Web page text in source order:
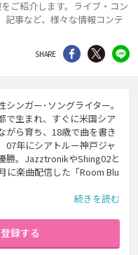
ご紹介します。ライブ・コン
記事など、様々な情報コンテ
SHARE シェア Twitter
ンガー･ソングライター。
で生まれ、すぐに米国シア
がら育ち、18歳で曲を書き
07年にシアトルー神戸ジャ
勝。JazztronikやShing02と
に楽曲配信した「Room Blu
続きを読む
録する